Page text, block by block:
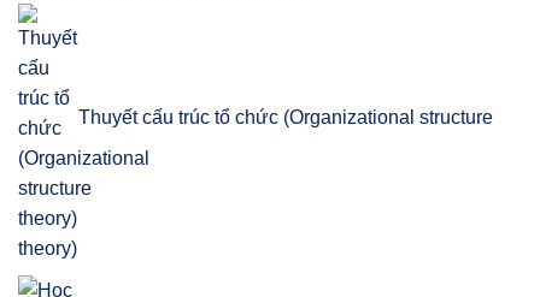
Thuyết cấu trúc tổ chức (Organizational structure
theory)